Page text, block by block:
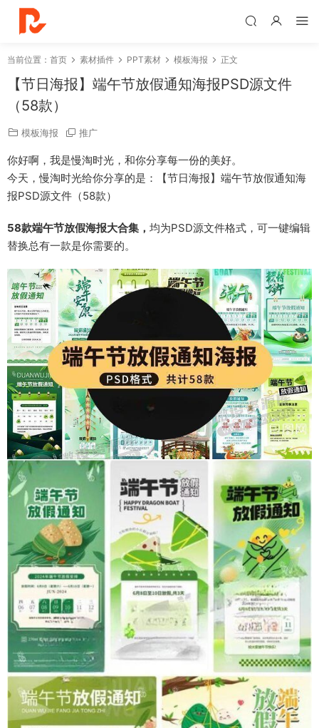
当前位置： 首页 素材插件 PPT素材 模板海报 正文
【节日海报】端午节放假通知海报PSD源文件
（58款）
模板海报 推广
你好啊，我是慢淘时光，和你分享每一份的美好。
今天，慢淘时光给你分享的是：【节日海报】端午节放假通知海
报PSD源文件（58款）
58款端午节放假海报大合集， 均为PSD源文件格式，可一键编辑
替换总有一款是你需要的。